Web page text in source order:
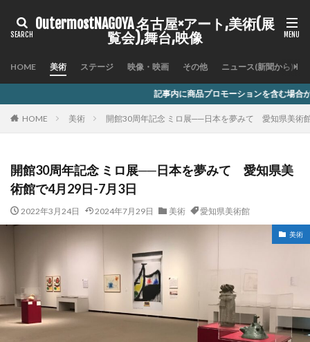
OutermostNAGOYA 名古屋×アート,美術(展
覧会),舞台,映像
HOME 美術 ステージ 映像・映画 その他 ニュース(新聞から)
記事内に商品プロモーションを含む場合があります
HOME 美術 開館30周年記念 ミロ展──⽇本を夢みて 愛知県美術
開館30周年記念 ミロ展──⽇本を夢みて 愛知県美
術館で4⽉29⽇-7⽉3⽇
2022年3月24日 2024年7月29日 美術 愛知県美術館
美術